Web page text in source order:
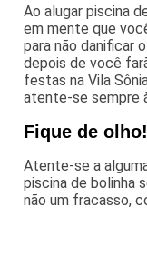
Ao alugar piscina
em mente que
para não danificar
depois de você
festas na Vila
atente-se sempre
Fique de olho!
Atente-se a
piscina de bolinha
não um fracasso,